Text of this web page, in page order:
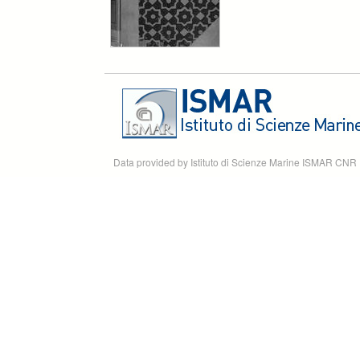
Data provided by Istituto di Scienze Marine ISMAR CNR